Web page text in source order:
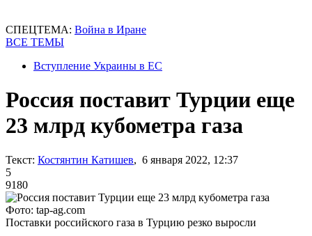
СПЕЦТЕМА: Война в Иране
ВСЕ ТЕМЫ
Вступление Украины в ЕС
Россия поставит Турции еще
23 млрд кубометра газа
Текст: Костянтин Катишев, 6 января 2022, 12:37
5
9180
Фото: tap-ag.com
Поставки российского газа в Турцию резко выросли